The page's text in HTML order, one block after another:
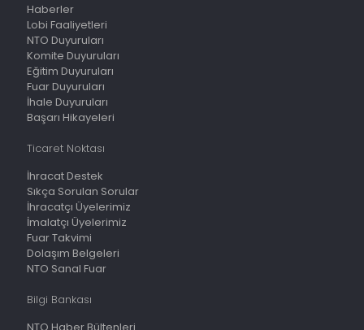
Haberler
Lobi Faaliyetleri
NTO Duyuruları
Komite Duyuruları
Eğitim Duyuruları
Fuar Duyuruları
İhale Duyuruları
Başarı Hikayeleri
Ticaret Noktası
İhracat Destek
Sıkça Sorulan Sorular
İhracatçı Üyelerimiz
İmalatçı Üyelerimiz
Fuar Takvimi
Dolaşım Belgeleri
NTO Sanal Fuar
Bilgi Bankası